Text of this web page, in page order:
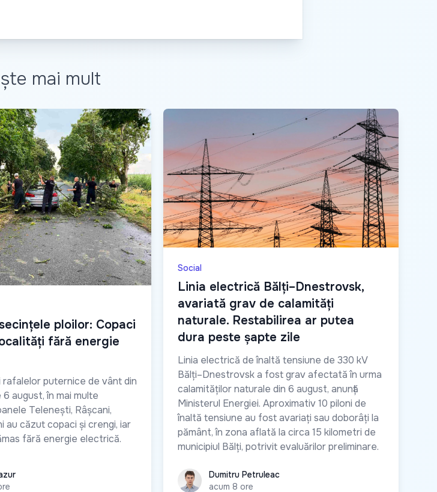
mai mult
ploilor: Copaci
fără energie
rafalelor puternice de vânt din
august, în mai multe
Telenești, Râșcani,
au căzut copaci și crengi, iar
fără energie electrică.
Social
Linia electrică Bălți–Dnestrovsk,
avariată grav de calamități
naturale. Restabilirea ar putea
dura peste șapte zile
Linia electrică de înaltă tensiune de 330 kV
Bălți–Dnestrovsk a fost grav afectată în urma
calamităților naturale din 6 august, anunță
Ministerul Energiei. Aproximativ 10 piloni de
înaltă tensiune au fost avariați sau doborâți la
pământ, în zona aflată la circa 15 kilometri de
municipiul Bălți, potrivit evaluărilor preliminare.
Dumitru Petruleac
Dumitru Petruleac
acum 8 ore